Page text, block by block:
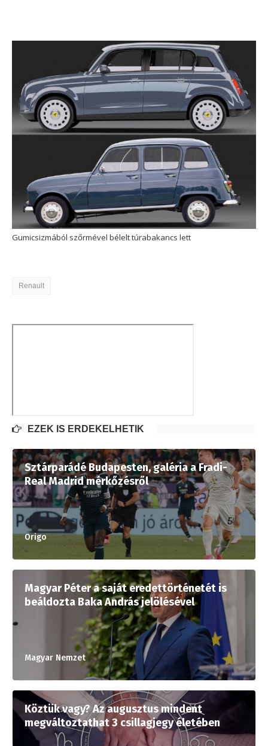
Gumicsizmából szőrmével bélelt túrabakancs lett
Renault
EZEK IS ÉRDEKELHETIK
Sztárparádé Budapesten, galéria a Fradi-
Real Madrid mérkőzésről
Origo
Magyar Péter a saját eredettörténetét is
beáldozta Baka András jelölésével
Magyar Nemzet
Köztük vagy? Az augusztus mindent
megváltoztathat 3 csillagjegy életében